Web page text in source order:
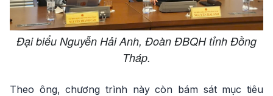
Đại biểu Nguyễn Hải Anh, Đoàn ĐBQH tỉnh Đồng
Tháp.
Theo ông, chương trình này còn bám sát mục tiêu